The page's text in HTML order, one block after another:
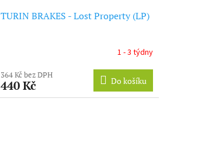
TURIN BRAKES - Lost Property (LP)
1 - 3 týdny
364 Kč bez DPH
440 Kč Do košíku